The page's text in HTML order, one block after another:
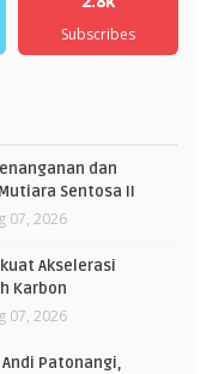
Subscribes
dan
Sentosa II
07, 2026
Akselerasi
Karbon
07, 2026
Andi Patonangi,